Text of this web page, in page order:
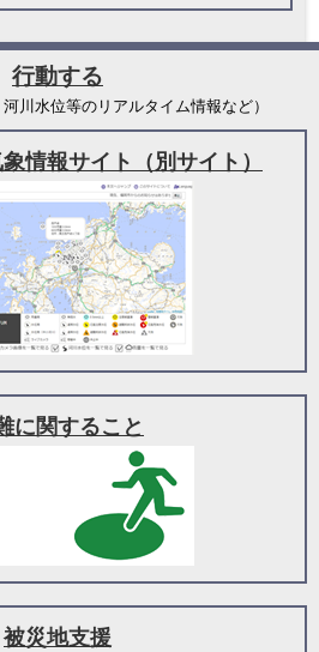
行動する
川水位等のリアルタイム情報など）
情報サイト（別サイト）
に関すること
被災地支援